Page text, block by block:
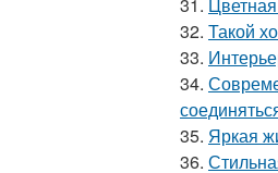
32. Такой
33.
34.
35. Яркая
36.